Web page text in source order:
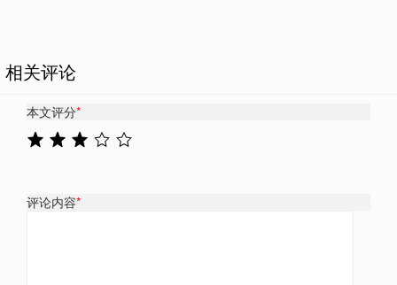
相关评论
本文评分*
评论内容*